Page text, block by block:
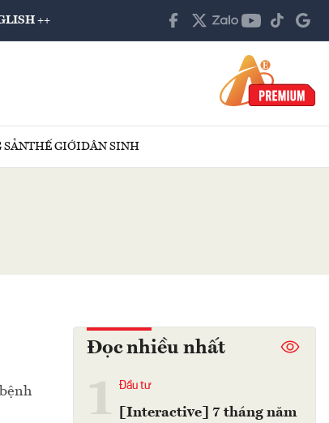
++
SẢNTHẾ GIỚIDÂN SINH
Đọc nhiều nhất
Đầu tư
[Interactive] 7 tháng năm